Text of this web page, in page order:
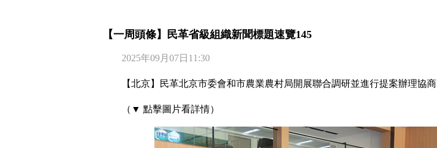
【一周頭條】民革省級組織新聞標題速覽145
2025年09月07日11:30
【北京】民革北京市委會和市農業農村局開展聯合調研並進行提案辦理協商
（▼ 點擊圖片看詳情）